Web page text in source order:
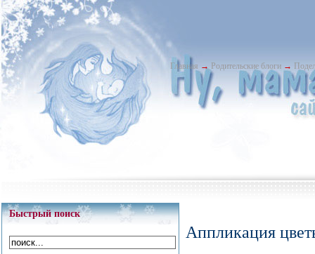
Главная → Родительские блоги →
Быстрый поиск
Аппликация